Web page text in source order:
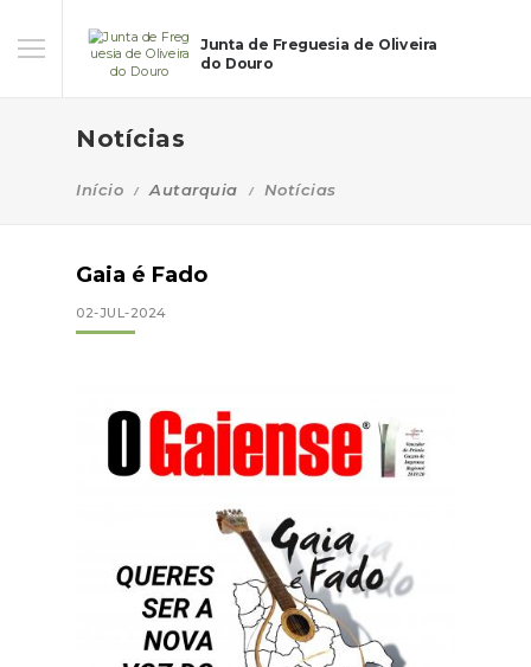
Junta de Freguesia de Oliveira
do Douro
Notícias
Início Autarquia Notícias
Gaia é Fado
02-JUL-2024